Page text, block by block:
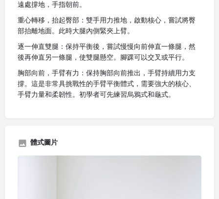
遠處撐地，手指朝前。
重心轉移，抬起臀部：雙手用力推地，啟動核心，嘗試將臀
部抬離地面。此時大腿內側緊夾上臂。
逐一伸直雙腿：保持平衡後，嘗試慢慢向前伸直一條腿，然
後再伸直另一條腿，使雙腿懸空。腳踝可以交叉或平行。
胸部向前，手臂有力：保持胸部向前推出，手臂持續用力支
撐。這是非常具挑戰性的手臂平衡體式，需要強大的核心、
手臂力量和柔韌性。初學者可先練習烏鴉式和龜式。
體式圖片